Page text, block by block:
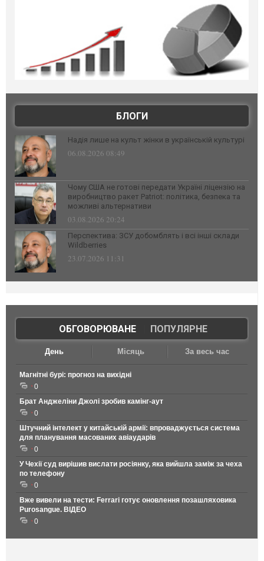
БЛОГИ
Надія лише на культ жінки в українській культурі
06.08.2026 08:49
Чому США не готові передати Україні ліцензію на
виробництво ракет Patriot: політика, безпека та
можливі альтернативи
03.08.2026 20:24
Перспектива: ЗСУ добомблять і всі інші склади
Wildberries
23.07.2026 11:31
ОБГОВОРЮВАНЕ| ПОПУЛЯРНЕ
День Місяць За весь час
Магнітні бурі: прогноз на вихідні
0
Брат Анджеліни Джолі зробив камінг-аут
0
Штучний інтелект у китайській армії: впроваджується система
для планування масованих авіаударів
0
У Чехії суд вирішив вислати росіянку, яка вийшла заміж за чеха
по телефону
0
Вже вивели на тести: Ferrari готує оновлення позашляховика
Purosangue. ВІДЕО
0